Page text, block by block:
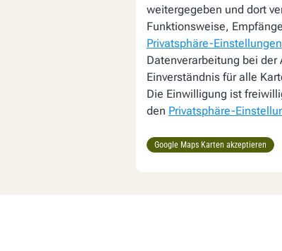
weitergegeben und dort
Funktionsweise,
Privatsphäre-Einstellungen
Datenverarbeitung bei
Einverständnis für alle
Die Einwilligung ist
den Privatsphäre-
Google Maps Karten akzeptieren